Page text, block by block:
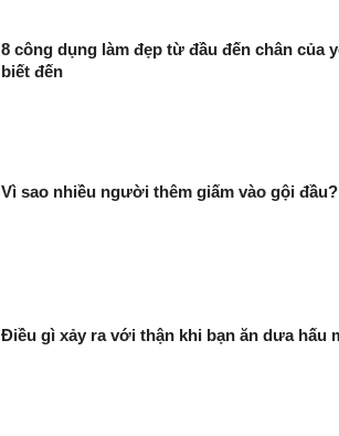
8 công dụng làm đẹp từ đầu đến chân của
biết đến
Vì sao nhiều người thêm giấm vào gội đầu?
Điều gì xảy ra với thận khi bạn ăn dưa hấu